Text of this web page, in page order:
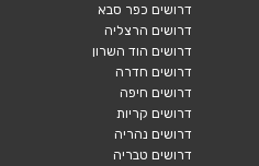
דרושים כפר סבא
דרושים הרצליה
דרושים הוד השרון
דרושים חדרה
דרושים חיפה
דרושים קריות
דרושים נהריה
דרושים טבריה